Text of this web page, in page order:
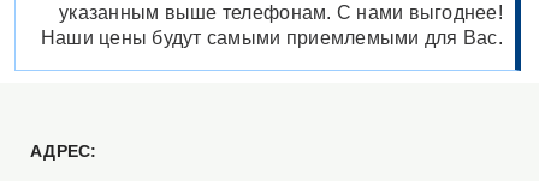
указанным выше телефонам. С нами выгоднее!
Наши цены будут самыми приемлемыми для Вас.
АДРЕС: